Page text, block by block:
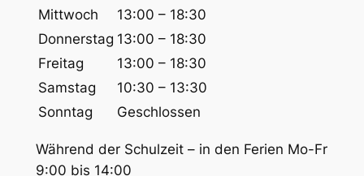
e
n
Mittwoch
13:00 – 18:30
Donnerstag 13:00 – 18:30
Freitag
13:00 – 18:30
Samstag
10:30 – 13:30
Sonntag
Geschlossen
Während der Schulzeit – in den Ferien Mo-Fr
9:00 bis 14:00